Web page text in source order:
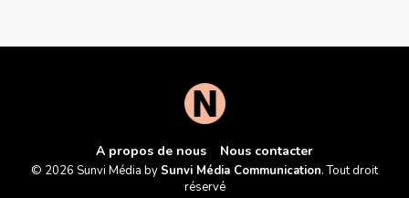
A propos de nous Nous contacter
© 2026 Sunvi Média by Sunvi Média Communication. Tout droit
réservé